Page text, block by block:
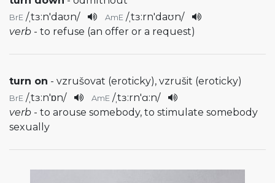
BrE /ˌtɜ:n'daʊn/ AmE /ˌtɜ:rn'daʊn/
verb - to refuse (an offer or a request)
turn on - vzrušovat (eroticky), vzrušit (eroticky)
BrE /ˌtɜ:n'ɒn/ AmE /ˌtɜ:rn'ɑ:n/
verb - to arouse somebody, to stimulate somebody
sexually